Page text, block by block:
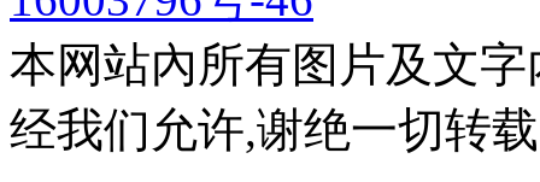
本网站內所有图片及文
经我们允许,谢绝一切转载